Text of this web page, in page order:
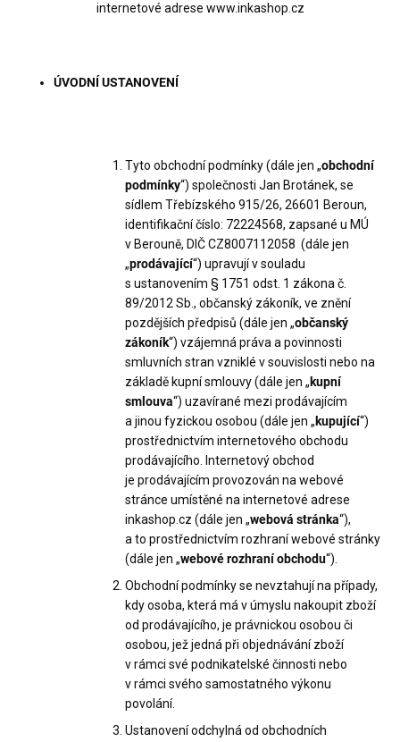
internetové adrese www.inkashop.cz
ÚVODNÍ USTANOVENÍ
Tyto obchodní podmínky (dále jen „obchodní
podmínky“) společnosti Jan Brotánek, se
sídlem Třebízského 915/26, 26601 Beroun,
identifikační číslo: 72224568, zapsané u MÚ
v Berouně, DIČ CZ8007112058 (dále jen
„prodávající“) upravují v souladu
s ustanovením § 1751 odst. 1 zákona č.
89/2012 Sb., občanský zákoník, ve znění
pozdějších předpisů (dále jen „občanský
zákoník“) vzájemná práva a povinnosti
smluvních stran vzniklé v souvislosti nebo na
základě kupní smlouvy (dále jen „kupní
smlouva“) uzavírané mezi prodávajícím
a jinou fyzickou osobou (dále jen „kupující“)
prostřednictvím internetového obchodu
prodávajícího. Internetový obchod
je prodávajícím provozován na webové
stránce umístěné na internetové adrese
inkashop.cz (dále jen „webová stránka“),
a to prostřednictvím rozhraní webové stránky
(dále jen „webové rozhraní obchodu“).
Obchodní podmínky se nevztahují na případy,
kdy osoba, která má v úmyslu nakoupit zboží
od prodávajícího, je právnickou osobou či
osobou, jež jedná při objednávání zboží
v rámci své podnikatelské činnosti nebo
v rámci svého samostatného výkonu
povolání.
Ustanovení odchylná od obchodních